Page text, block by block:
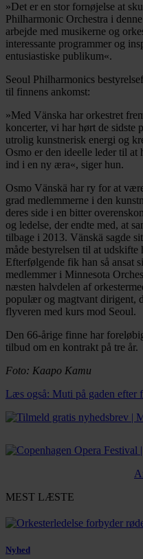
»Det er en stor fornøjelse at
Philharmonic Orchestra i
arbejde med musikerne og
interessante programmer og
entusiastiske publikum«.
Seoul Philharmonics
til finnens ankomst:
»Med Vänska har orkestret
koncerter, vi har hørt de sidste
utrolig kunstnerisk energi og
Osmo er den ideelle leder til at
ind i en ny æra«, siger hun.
Osmo Vänskä har ry for at
grad medlemmerne i den
deres side i en bitter
og ledelse, der endte med, at
tilbage i 2013. Vänskä sagde
måde bestyrelsen til at udskifte
Efterfølgende fik han så ansat
medlemmer i Minnesota
næsten halvdelen af
populær og magtvant dirigent,
flyveren med kurs mod Seoul.
Den 66-årige finne har
tilbud om en kontrakt på tre år.
Foto: Kaapo Kamu
Læs også: Muti på gaden efter
MEST LÆSTE
Nyhed